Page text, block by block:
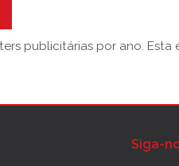
publicitárias por ano. Esta
Siga-